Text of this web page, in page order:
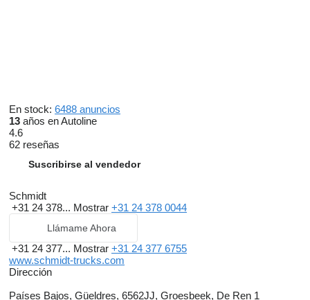
En stock: 6488 anuncios
13 años en Autoline
4.6
62 reseñas
Suscribirse al vendedor
Schmidt
+31 24 378... Mostrar +31 24 378 0044
Llámame Ahora
+31 24 377... Mostrar +31 24 377 6755
www.schmidt-trucks.com
Dirección
Países Bajos, Güeldres, 6562JJ, Groesbeek, De Ren 1